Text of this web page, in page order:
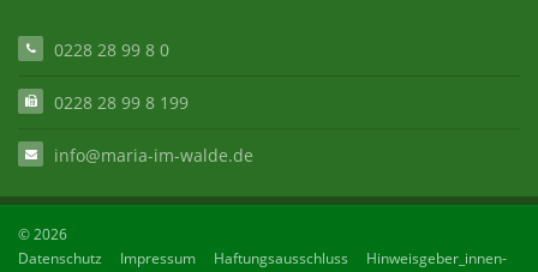
0228 28 99 8 0
0228 28 99 8 199
info@maria-im-walde.de
© 2026
Datenschutz
Impressum Haftungsausschluss Hinweisgeber_innen-